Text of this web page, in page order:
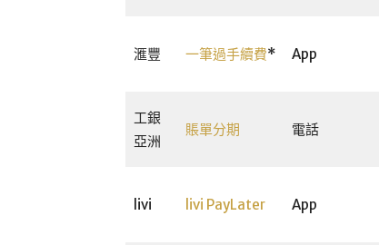
滙豐 一筆過手續費* App
工銀
亞洲
賬單分期 電話
livi livi PayLater App